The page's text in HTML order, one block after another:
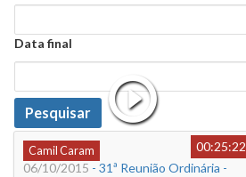
Data
Data final
Data
Pesquisar
Camil Caram
00:25:22
06/10/2015 - 31ª Reunião Ordinária -